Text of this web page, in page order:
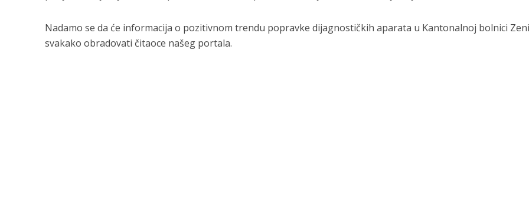
Nadamo se da će informacija o pozitivnom trendu popravke dijagnostičkih aparata u Kantonalnoj bolnici
svakako obradovati čitaoce našeg portala.